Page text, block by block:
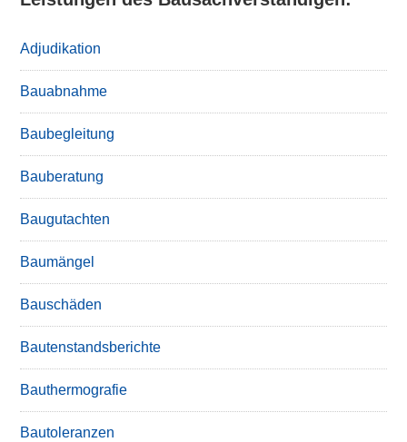
Adjudikation
Bauabnahme
Baubegleitung
Bauberatung
Baugutachten
Baumängel
Bauschäden
Bautenstandsberichte
Bauthermografie
Bautoleranzen